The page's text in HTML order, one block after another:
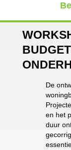
De
en het
duur